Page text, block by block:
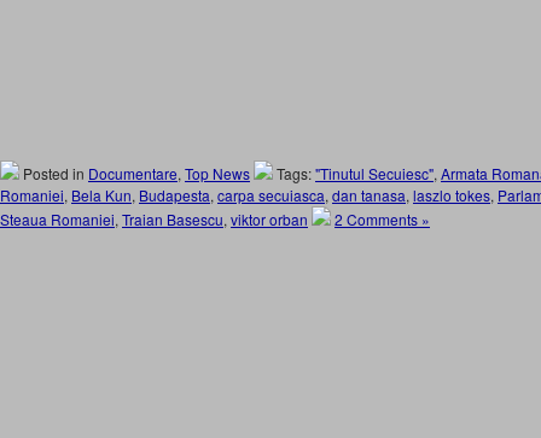
Posted in Documentare, Top News Tags:"Tinutul Secuiesc", Armata
Romaniei, Bela Kun, Budapesta, carpa secuiasca, dan tanasa, laszlo tokes,
Steaua Romaniei, Traian Basescu, viktor orban 2 Comments »